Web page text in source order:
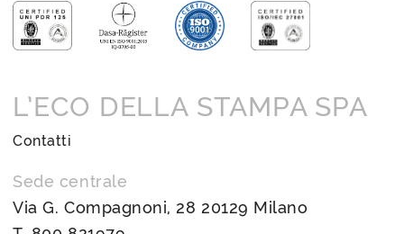
L’ECO DELLA STAMPA SPA
Contatti
Sede centrale
Via G. Compagnoni, 28 20129 Milano